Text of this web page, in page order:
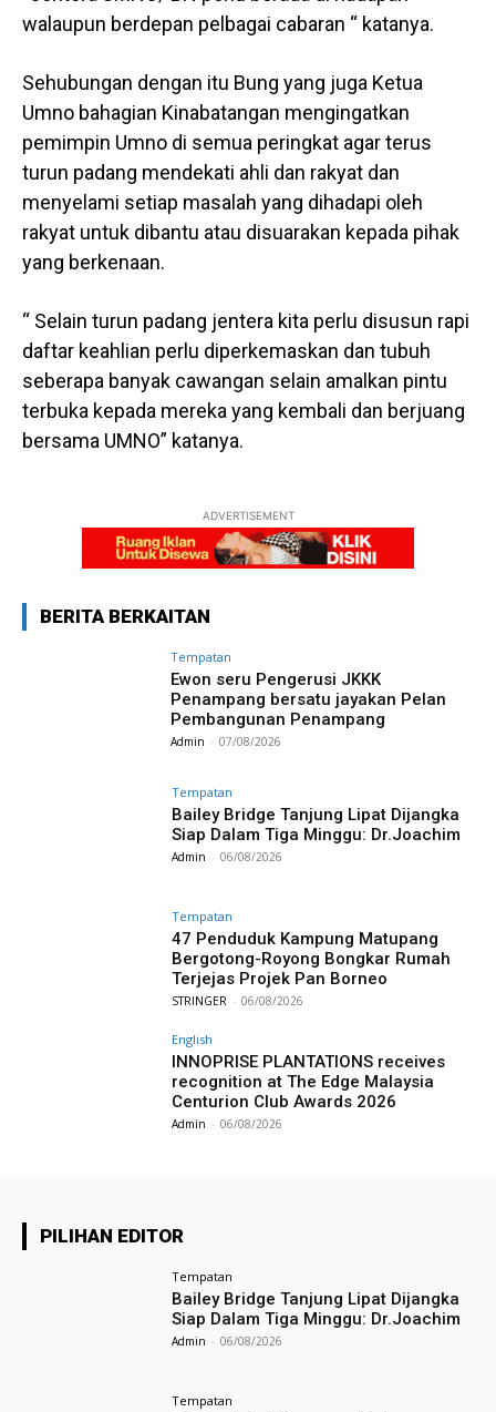
walaupun berdepan pelbagai cabaran “ katanya.
Sehubungan dengan itu Bung yang juga Ketua
Umno bahagian Kinabatangan mengingatkan
pemimpin Umno di semua peringkat agar terus
turun padang mendekati ahli dan rakyat dan
menyelami setiap masalah yang dihadapi oleh
rakyat untuk dibantu atau disuarakan kepada pihak
yang berkenaan.
“ Selain turun padang jentera kita perlu disusun rapi
daftar keahlian perlu diperkemaskan dan tubuh
seberapa banyak cawangan selain amalkan pintu
terbuka kepada mereka yang kembali dan berjuang
bersama UMNO” katanya.
ADVERTISEMENT
BERITA BERKAITAN
Tempatan
Ewon seru Pengerusi JKKK
Penampang bersatu jayakan Pelan
Pembangunan Penampang
Admin - 07/08/2026
Tempatan
Bailey Bridge Tanjung Lipat Dijangka
Siap Dalam Tiga Minggu: Dr.Joachim
Admin - 06/08/2026
Tempatan
47 Penduduk Kampung Matupang
Bergotong-Royong Bongkar Rumah
Terjejas Projek Pan Borneo
STRINGER - 06/08/2026
English
INNOPRISE PLANTATIONS receives
recognition at The Edge Malaysia
Centurion Club Awards 2026
Admin - 06/08/2026
PILIHAN EDITOR
Tempatan
Bailey Bridge Tanjung Lipat Dijangka
Siap Dalam Tiga Minggu: Dr.Joachim
Admin - 06/08/2026
Tempatan